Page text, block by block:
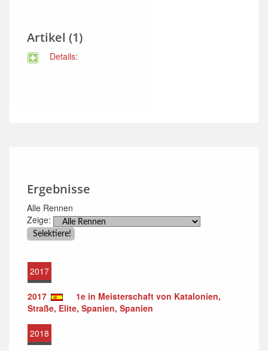
Artikel (1)
Details:
Ergebnisse
Alle Rennen
Zeige:
2017
2017
1e in Meisterschaft von Katalonien,
Straße, Elite, Spanien, Spanien
2018